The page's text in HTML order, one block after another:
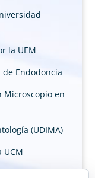
la UEM
de Endodoncia
Microscopio en
(UDIMA)
UCM